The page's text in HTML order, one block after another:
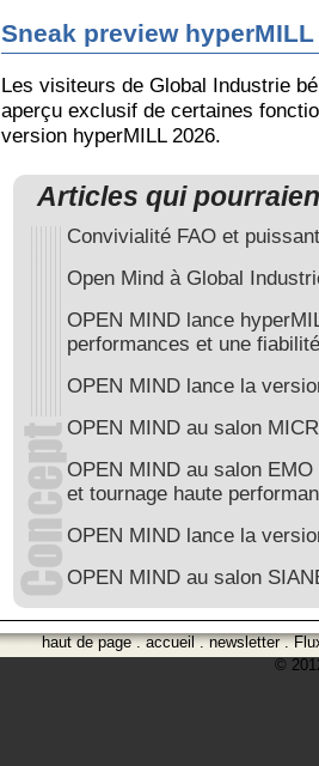
Sneak preview hyperMILL
Les visiteurs de Global Industrie
aperçu exclusif de certaines
version hyperMILL 2026.
Articles qui
Convivialité FAO et
Open Mind à Global
OPEN MIND lance
performances et une
OPEN MIND lance la
OPEN MIND au salon
OPEN MIND au salon
et tournage haute
OPEN MIND lance la
OPEN MIND au salon
haut de page.accueil.newsletter.
©